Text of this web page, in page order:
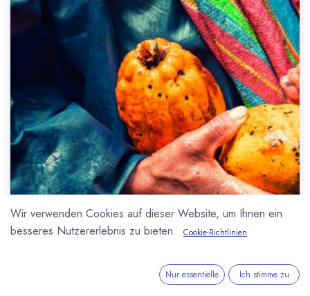
Wir verwenden Cookies auf dieser Website, um Ihnen ein
besseres Nutzererlebnis zu bieten.
Cookie-Richtlinien
Nur essentielle Ich stimme zu